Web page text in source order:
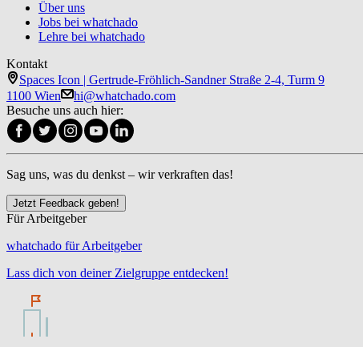
Über uns
Jobs bei whatchado
Lehre bei whatchado
Kontakt
Spaces Icon | Gertrude-Fröhlich-Sandner Straße 2-4, Turm 9
1100 Wien
hi@whatchado.com
Besuche uns auch hier:
Sag uns, was du denkst – wir verkraften das!
Jetzt Feedback geben!
Für Arbeitgeber
whatchado für Arbeitgeber
Lass dich von deiner Zielgruppe entdecken!